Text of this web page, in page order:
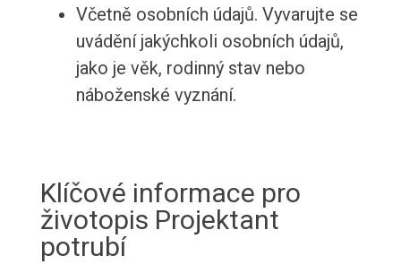
Včetně osobních údajů. Vyvarujte se
uvádění jakýchkoli osobních údajů,
jako je věk, rodinný stav nebo
náboženské vyznání.
Klíčové informace pro
životopis Projektant
potrubí